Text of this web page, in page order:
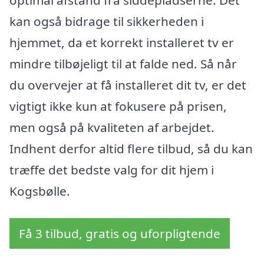
kan også bidrage til sikkerheden i
hjemmet, da et korrekt installeret tv er
mindre tilbøjeligt til at falde ned. Så når
du overvejer at få installeret dit tv, er det
vigtigt ikke kun at fokusere på prisen,
men også på kvaliteten af arbejdet.
Indhent derfor altid flere tilbud, så du kan
træffe det bedste valg for dit hjem i
Kogsbølle.
Få 3 tilbud, gratis og uforpligtende